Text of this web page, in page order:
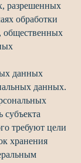
разрешенных
обработки
общественных
данных
данных.
требуют цели
хранения